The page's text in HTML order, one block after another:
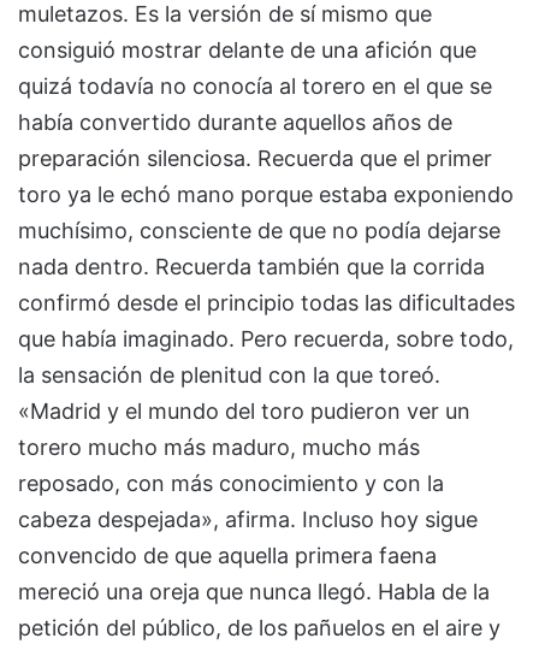
muletazos. Es la versión de sí mismo que
consiguió mostrar delante de una afición que
quizá todavía no conocía al torero en el que se
había convertido durante aquellos años de
preparación silenciosa. Recuerda que el primer
toro ya le echó mano porque estaba exponiendo
muchísimo, consciente de que no podía dejarse
nada dentro. Recuerda también que la corrida
confirmó desde el principio todas las dificultades
que había imaginado. Pero recuerda, sobre todo,
la sensación de plenitud con la que toreó.
«Madrid y el mundo del toro pudieron ver un
torero mucho más maduro, mucho más
reposado, con más conocimiento y con la
cabeza despejada», afirma. Incluso hoy sigue
convencido de que aquella primera faena
mereció una oreja que nunca llegó. Habla de la
petición del público, de los pañuelos en el aire y